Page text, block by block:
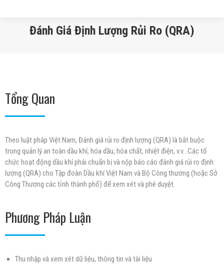
Đánh Giá Định Lượng Rủi Ro (QRA)
Tổng Quan
Theo luật pháp Việt Nam, Đánh giá rủi ro định lượng (QRA) là bắt buộc
trong quản lý an toàn dầu khí, hóa dầu, hóa chất, nhiệt điện, v.v…Các tổ
chức hoạt động dầu khí phải chuẩn bị và nộp báo cáo đánh giá rủi ro định
lượng (QRA) cho Tập đoàn Dầu khí Việt Nam và Bộ Công thương (hoặc Sở
Công Thương các tỉnh thành phố) để xem xét và phê duyệt.
Phương Pháp Luận
Thu nhập và xem xét dữ liệu, thông tin và tài liệu